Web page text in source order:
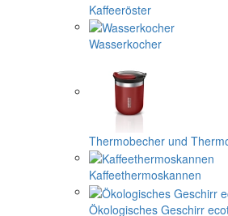
Kaffeeröster
Wasserkocher
Thermobecher und
Kaffeethermoskannen
Ökologisches Geschirr